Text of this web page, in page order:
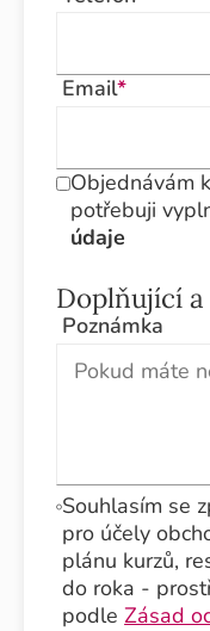
Email*
Objednávám
potřebuji
údaje
Doplňující
Poznámka
Souhlasím se
pro účely
plánu kurzů,
do roka -
podleZásad